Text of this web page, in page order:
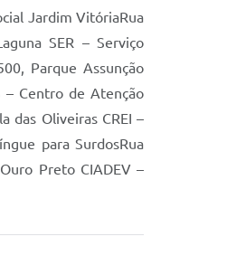
Jardim VitóriaRua
SER – Serviço
Parque Assunção
– Centro de Atenção
das Oliveiras CREI –
para SurdosRua
Preto CIADEV –